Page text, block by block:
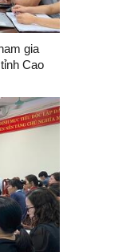
gia
Cao